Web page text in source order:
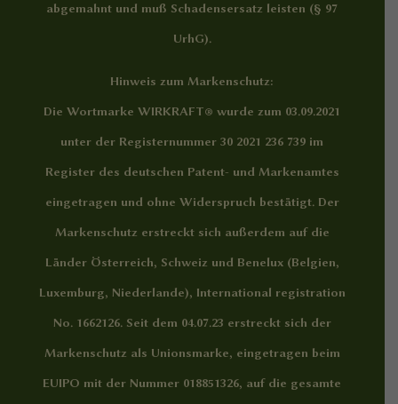
abgemahnt und muß Schadensersatz leisten (§ 97
UrhG).
Hinweis zum Markenschutz:
Die Wortmarke WIRKRAFT® wurde zum 03.09.2021
unter der Registernummer 30 2021 236 739 im
Register des deutschen Patent- und Markenamtes
eingetragen und ohne Widerspruch bestätigt. Der
Markenschutz erstreckt sich außerdem auf die
Länder Österreich, Schweiz und Benelux (Belgien,
Luxemburg, Niederlande), International registration
No. 1662126. Seit dem 04.07.23 erstreckt sich der
Markenschutz als Unionsmarke, eingetragen beim
EUIPO mit der Nummer 018851326, auf die gesamte